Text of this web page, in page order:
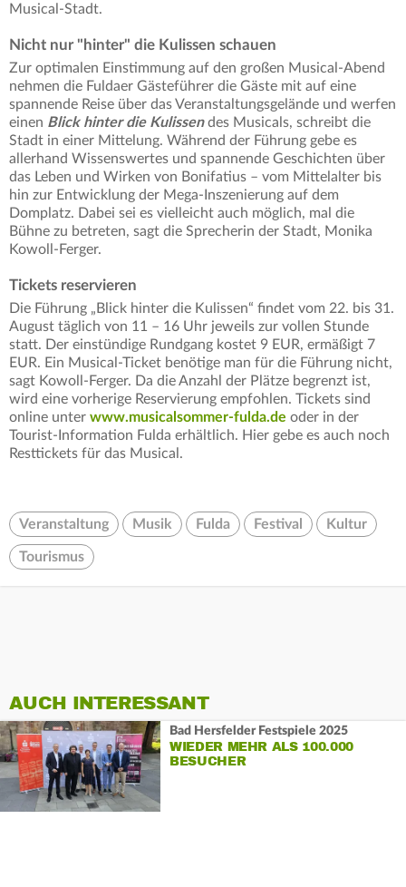
Musical-Stadt.
Nicht nur "hinter" die Kulissen schauen
Zur optimalen Einstimmung auf den großen Musical-Abend
nehmen die Fuldaer Gästeführer die Gäste mit auf eine
spannende Reise über das Veranstaltungsgelände und werfen
einen Blick hinter die Kulissendes Musicals, schreibt die
Stadt in einer Mittelung. Während der Führung gebe es
allerhand Wissenswertes und spannende Geschichten über
das Leben und Wirken von Bonifatius – vom Mittelalter bis
hin zur Entwicklung der Mega-Inszenierung auf dem
Domplatz. Dabei sei es vielleicht auch möglich, mal die
Bühne zu betreten, sagt die Sprecherin der Stadt, Monika
Kowoll-Ferger.
Tickets reservieren
Die Führung „Blick hinter die Kulissen“ findet vom 22. bis 31.
August täglich von 11 – 16 Uhr jeweils zur vollen Stunde
statt. Der einstündige Rundgang kostet 9 EUR, ermäßigt 7
EUR. Ein Musical-Ticket benötige man für die Führung nicht,
sagt Kowoll-Ferger. Da die Anzahl der Plätze begrenzt ist,
wird eine vorherige Reservierung empfohlen. Tickets sind
online unter www.musicalsommer-fulda.de oder in der
Tourist-Information Fulda erhältlich. Hier gebe es auch noch
Resttickets für das Musical.
Veranstaltung Musik Fulda Festival Kultur
Tourismus
AUCH INTERESSANT
Bad Hersfelder Festspiele 2025
WIEDER MEHR ALS 100.000
BESUCHER